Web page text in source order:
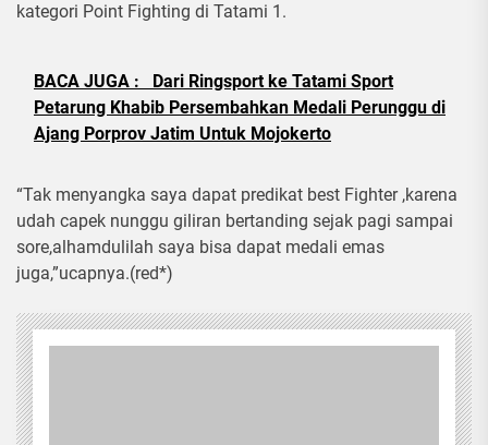
kategori Point Fighting di Tatami 1.
BACA JUGA :
Dari Ringsport ke Tatami Sport
Petarung Khabib Persembahkan Medali Perunggu di
Ajang Porprov Jatim Untuk Mojokerto
“Tak menyangka saya dapat predikat best Fighter ,karena
udah capek nunggu giliran bertanding sejak pagi sampai
sore,alhamdulilah saya bisa dapat medali emas
juga,”ucapnya.(red*)